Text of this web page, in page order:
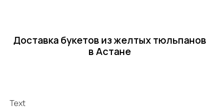
Доставка букетов из желтых тюльпанов
в Астане
Text